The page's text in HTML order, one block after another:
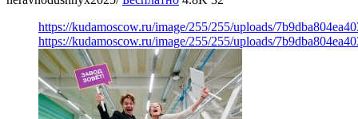
https://kudamoscow.ru/image/255/255/uploads/
https://kudamoscow.ru/image/255/255/uploads/